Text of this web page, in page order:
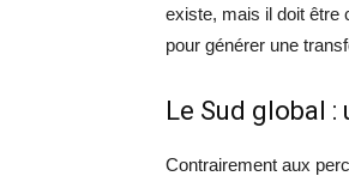
existe, mais il doit être
pour générer une
Le Sud global
Contrairement aux